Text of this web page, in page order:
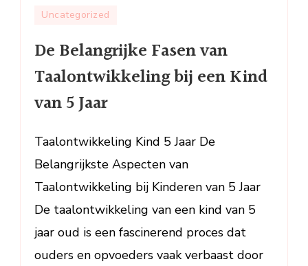
Jaar
Uncategorized
De Belangrijke Fasen van
Taalontwikkeling bij een Kind
van 5 Jaar
Taalontwikkeling Kind 5 Jaar De
Belangrijkste Aspecten van
Taalontwikkeling bij Kinderen van 5 Jaar
De taalontwikkeling van een kind van 5
jaar oud is een fascinerend proces dat
ouders en opvoeders vaak verbaast door